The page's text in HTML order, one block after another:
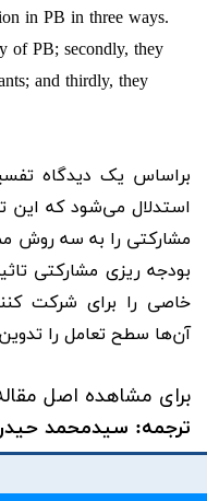
in PB in three ways.
of PB; secondly, they
and thirdly, they
براساس یک دیدگاه
استدلال می‌شود که این
مشارکتی را به سه روش
بودجه ریزی مشارکتی
خاصی را برای شرکت
آن‌ها سطح تعامل را
برای مشاهده اصل
ترجمه: سیدمحمد